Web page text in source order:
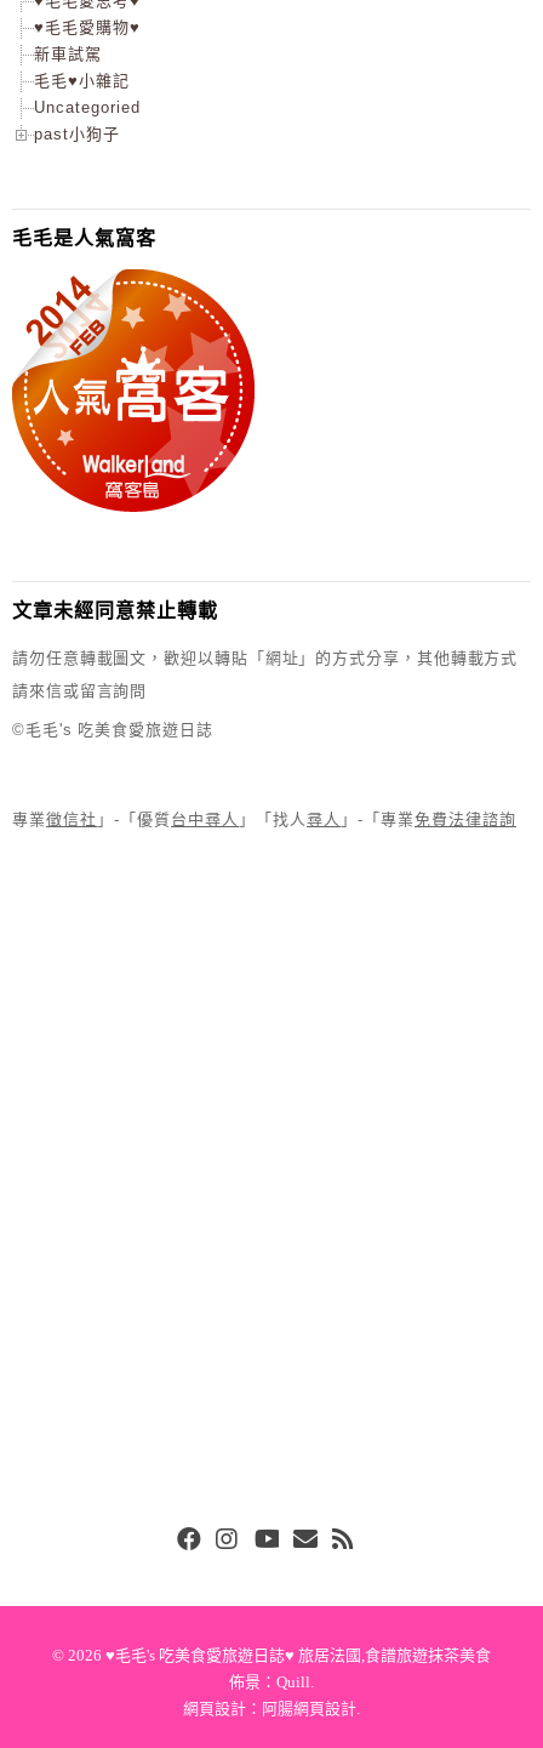
♥毛毛愛購物♥
新車試駕
毛毛♥小雜記
Uncategoried
past小狗子
毛毛是人氣窩客
文章未經同意禁止轉載
請勿任意轉載圖文，歡迎以轉貼「網址」的方式分享，其他轉載方式
請來信或留言詢問
©毛毛's 吃美食愛旅遊日誌
專業徵信社 」-「優質台中尋人 」「找人尋人 」-「專業免費法律諮詢
© 2026 ♥毛毛's 吃美食愛旅遊日誌♥ 旅居法國,食譜旅遊抹茶美食
佈景： Quill.
網頁設計： 阿腸網頁設計.